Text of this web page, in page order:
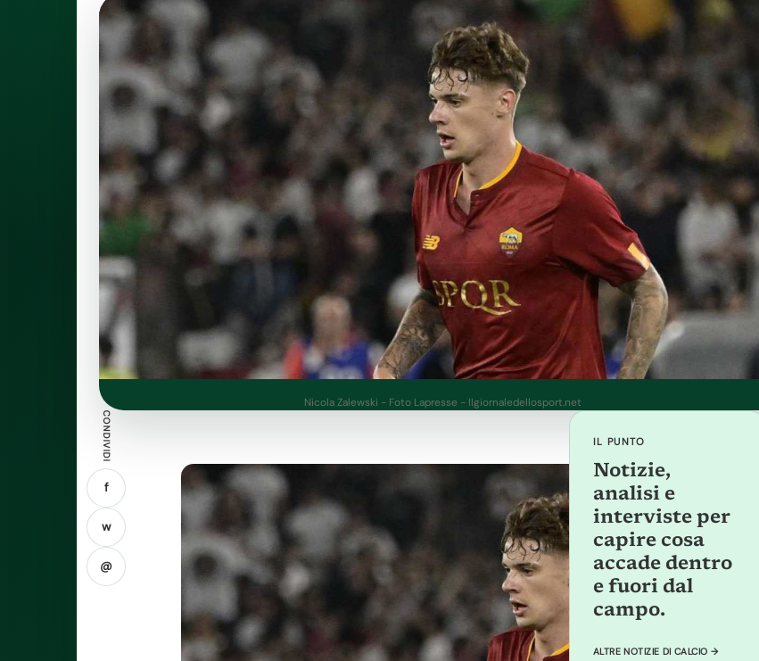
Nicola Zalewski - Foto Lapresse - Ilgiornaledellosport.net
CONDIVIDI
f
w
@
IL PUNTO
Notizie,
analisi e
interviste per
capire cosa
accade dentro
e fuori dal
campo.
ALTRE NOTIZIE DI CALCIO →